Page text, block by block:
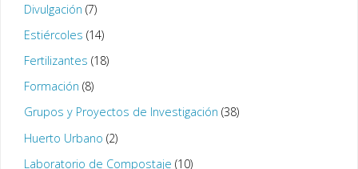
Divulgación (7)
Estiércoles (14)
Fertilizantes (18)
Formación (8)
Grupos y Proyectos de Investigación (38)
Huerto Urbano (2)
Laboratorio de Compostaje (10)